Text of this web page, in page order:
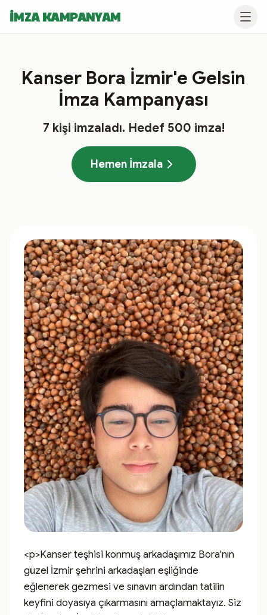
İMZA KAMPANYAM
Kanser Bora İzmir'e Gelsin
İmza Kampanyası
7 kişi imzaladı. Hedef 500 imza!
Hemen İmzala
<p>Kanser teşhisi konmuş arkadaşımız Bora'nın
güzel İzmir şehrini arkadaşları eşliğinde
eğlenerek gezmesi ve sınavın ardından tatilin
keyfini doyasıya çıkarmasını amaçlamaktayız. Siz